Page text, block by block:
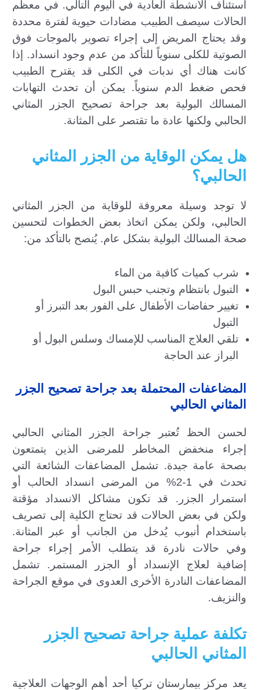
استئناف الأنشطة العادية في اليوم التالي. في معظم
الحالات سيصف الطبيب مضادات حيوية لفترة محددة
وقد يحتاج المريض إلى إجراء تصوير بالموجات فوق
الصوتية للكلى سنوياً للتأكد من عدم وجود انسداد. إذا
كانت هناك أي ندبات في الكلى قد يقترح الطبيب
فحص ضغط الدم سنوياً. يمكن أن تحدث التهابات
المسالك البولية بعد جراحة تصحيح الجزر المثاني
الحالبي ولكنها عادة ما تقتصر على المثانة.
هل يمكن الوقاية من الجزر المثاني
الحالبي؟
لا توجد وسيلة معروفة للوقاية من الجزر المثاني
الحالبي، ولكن يمكن اتخاذ بعض الخطوات لتحسين
صحة المسالك البولية بشكل عام. يُنصح بالتأكد من:
شرب كميات كافية من الماء
التبول بانتظام وتجنب حبس البول
تغيير حفاضات الأطفال على الفور بعد التبرز أو
التبول
تلقي العلاج المناسب للإمساك وسلس البول أو
البراز عند الحاجة
المضاعفات المحتملة بعد جراحة تصحيح الجزر
المثاني الحالبي
لحسن الحظ تُعتبر جراحة الجزر المثاني الحالبي
إجراء منخفض المخاطر للمرضى الذين يتمتعون
بصحة عامة جيدة. تشمل المضاعفات الشائعة التي
تحدث في 1-2% من المرضى انسداد الحالب أو
استمرار الجزر. قد تكون مشاكل الانسداد مؤقتة
ولكن في بعض الحالات قد تحتاج الكلية إلى تصريف
باستخدام أنبوب يُدخل من الجانب أو عبر المثانة.
وفي حالات نادرة قد يتطلب الأمر إجراء جراحة
إضافية لعلاج الإنسداد أو الجزر المستمر. تشمل
المضاعفات النادرة الأخرى العدوى في موقع الجراحة
والنزيف.
تكلفة عملية جراحة تصحيح الجزر
المثاني الحالبي
يعد مركز بيمارستان تركيا أحد أهم الوجهات العلاجية